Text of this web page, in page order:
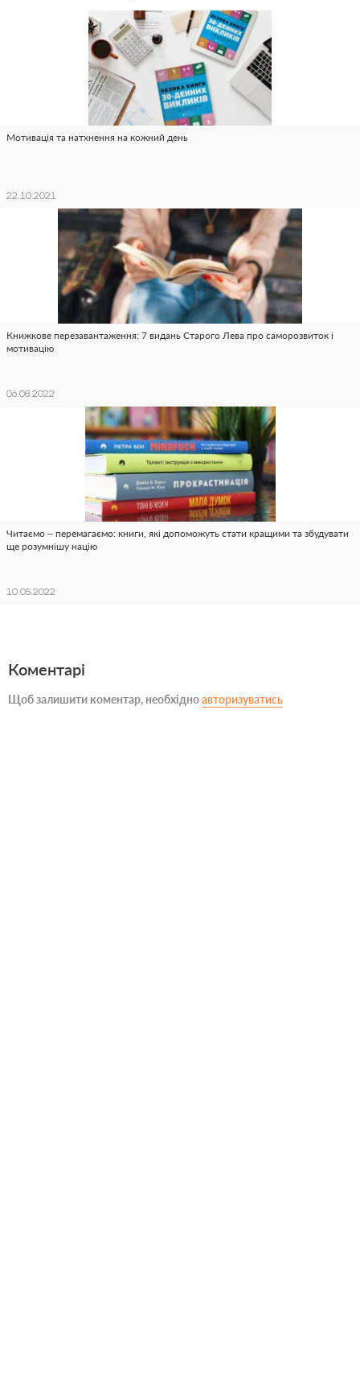
Мотивація та натхнення на кожний день
22.10.2021
Книжкове перезавантаження: 7 видань Старого Лева про саморозвиток і
мотивацію
06.08.2022
Читаємо – перемагаємо: книги, які допоможуть стати кращими та збудувати
ще розумнішу націю
10.05.2022
Коментарі
Щоб залишити коментар, необхідноавторизуватись